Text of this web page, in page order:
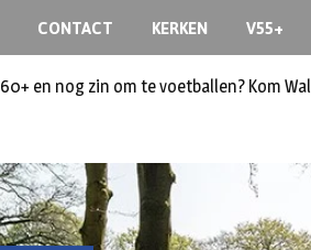
CONTACT KERKEN V55+
60+ en nog zin om te voetballen? Kom